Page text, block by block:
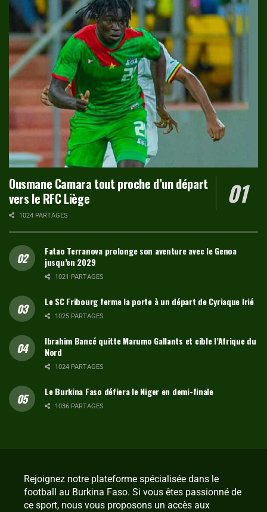
Ousmane Camara tout proche d’un départ
vers le RFC Liège
1024 PARTAGES
Fatao Terranova prolonge son aventure avec le Genoa
jusqu’en 2029
1021 PARTAGES
Le SC Fribourg ferme la porte à un départ de Cyriaque Irié
1025 PARTAGES
Ibrahim Bancé quitte Marumo Gallants et cible l’Afrique du
Nord
1024 PARTAGES
Le Burkina Faso défiera le Niger en demi-finale
1036 PARTAGES
Rejoignez notre plateforme spécialisée dans le
football au Burkina Faso. Si vous êtes passionné de
ce sport, nous vous proposons un accès aux